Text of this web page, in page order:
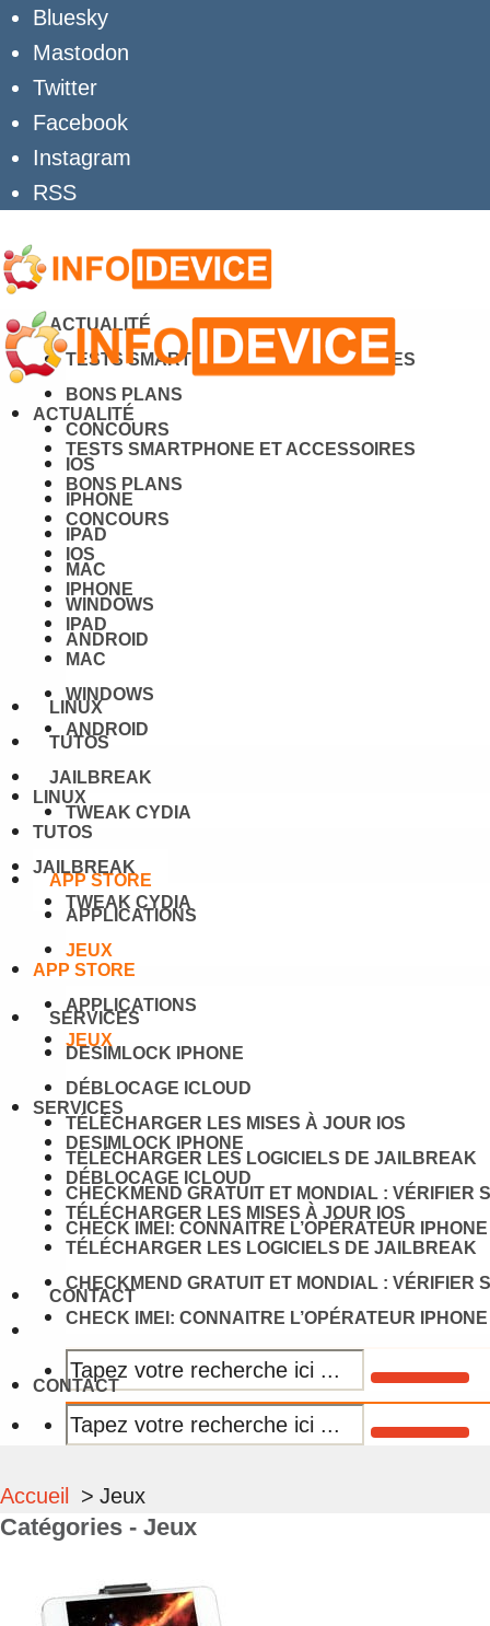
Bluesky
Mastodon
Twitter
Facebook
Instagram
RSS
ACTUALITÉ
TESTS SMARTPHONE ET ACCESSOIRES
BONS PLANS
CONCOURS
IOS
IPHONE
IPAD
MAC
WINDOWS
ANDROID
LINUX
TUTOS
JAILBREAK
TWEAK CYDIA
APP STORE
APPLICATIONS
JEUX
SERVICES
DESIMLOCK IPHONE
DÉBLOCAGE ICLOUD
TÉLÉCHARGER LES MISES À JOUR IOS
TÉLÉCHARGER LES LOGICIELS DE JAILBREAK
CHECKMEND GRATUIT ET MONDIAL : VÉRIFIER
CHECK IMEI: CONNAITRE L’OPÉRATEUR
CONTACT
ACTUALITÉ
TESTS SMARTPHONE ET ACCESSOIRES
BONS PLANS
CONCOURS
IOS
IPHONE
IPAD
MAC
WINDOWS
ANDROID
LINUX
TUTOS
JAILBREAK
TWEAK CYDIA
APP STORE
APPLICATIONS
JEUX
SERVICES
DESIMLOCK IPHONE
DÉBLOCAGE ICLOUD
TÉLÉCHARGER LES MISES À JOUR IOS
TÉLÉCHARGER LES LOGICIELS DE JAILBREAK
CHECKMEND GRATUIT ET MONDIAL : VÉRIFIER
CHECK IMEI: CONNAITRE L’OPÉRATEUR
CONTACT
Accueil Jeux
Catégories - Jeux